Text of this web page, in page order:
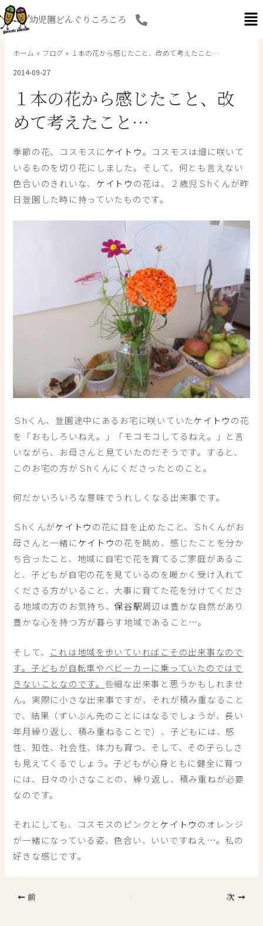
内
容
を
幼児園どんぐりころころ
ホーム ブログ
１本の花から感じたこと、改めて考えたこと…
2014-09-27
１本の花から感じたこと、改
めて考えたこと…
季節の花、コスモスにケイトウ。コスモスは畑に咲いて
いるものを切り花にしました。そして、何とも言えない
色合いのきれいな、 ケイトウの花は、２歳児Ｓhくんが昨
日登園した時に持っていたものです。
Ｓhくん、登園途中にあるお宅に咲いていたケイトウの花
を「おもしろいねえ。」「モコモコしてるねえ。」と言
いながら、お母さんと見ていたのだそうです。すると、
このお宅の方がＳhくんにくださったとのこと。
何だかいろいろな意味でうれしくなる出来事です。
Ｓhくんがケイトウの花に目を止めたこと、Ｓhくんがお
母さんと一緒にケイトウの花を眺め、感じたことを分か
ち合ったこと、地域に自宅で花を育てるご家庭があるこ
と、子どもが自宅の花を見ているのを暖かく受け入れて
くださる方がいること、大事に育てた花を分けてくださ
る地域の方のお気持ち、保谷駅周辺は豊かな自然があり
豊かな心を持つ方が暮らす地域であること…。
そして、
これは地域を歩いていればこその出来事なので
す。子どもが自転車やベビーカーに乗っていたのではで
きないことなのです。 些細な出来事と思うかもしれませ
ん。実際に小さな出来事ですが、それが積み重なること
で、結果（ずいぶん先のことにはなるでしょうが、長い
年月繰り返し、積み重ねることで）、子どもには、感
性、知性、社会性、体力も育つ、そして、その子らしさ
も見えてくるでしょう。子どもが心身ともに健全に育つ
には、日々の小さなことの、繰り返し、積み重ねが必要
なのです。
それにしても、コスモスのピンクと ケイトウのオレンジ
が一緒になっている姿、色合い、いいですねえ…。私の
好きな感じです。
前 次